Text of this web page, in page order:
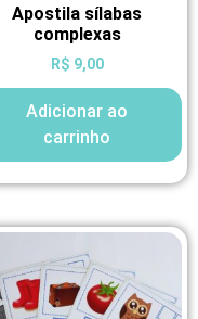
Apostila sílabas
complexas
R$ 9,00
Adicionar ao
carrinho